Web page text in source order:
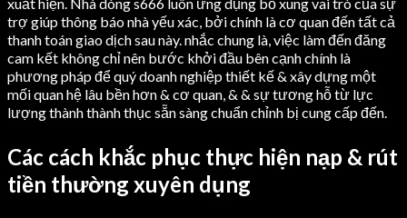
trợ giúp thông báo nhà yếu xác, bởi chính là cơ quan đến tất cả
thanh toán giao dịch sau này. nhắc chung là, việc làm đến đăng
cam kết không chỉ nên bước khởi đầu bên cạnh chính là
phương pháp để quý doanh nghiệp thiết kế & xây dựng một
mối quan hệ lâu bền hơn & cơ quan, & & sự tương hỗ từ lực
lượng thành thành thục sẵn sàng chuẩn chỉnh bị cung cấp đến.
Các cách khắc phục thực hiện nạp & rút
tiền thường xuyên dụng